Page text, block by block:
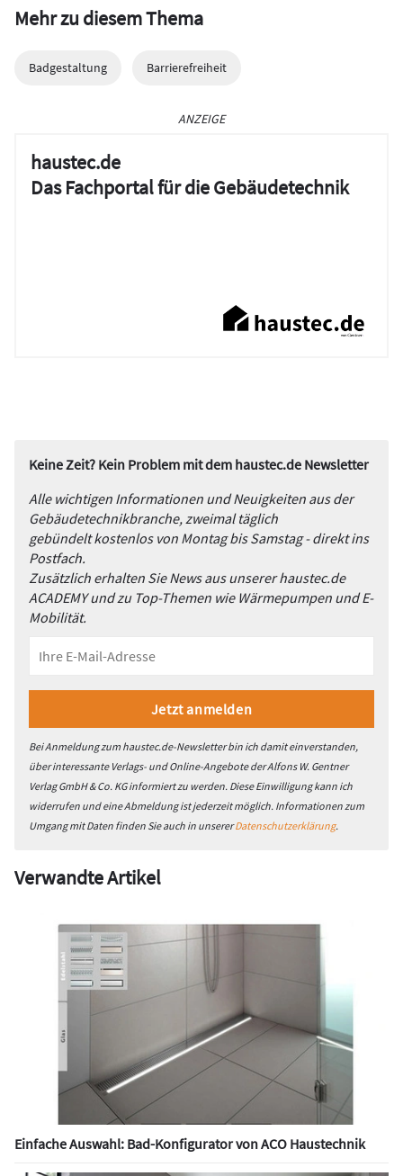
Mehr zu diesem Thema
Badgestaltung Barrierefreiheit
ANZEIGE
haustec.de
Das Fachportal für die Gebäudetechnik
Keine Zeit? Kein Problem mit dem haustec.de Newsletter
Alle wichtigen Informationen und Neuigkeiten aus der
Gebäudetechnikbranche, zweimal täglich
gebündelt kostenlos von Montag bis Samstag - direkt ins
Postfach.
Zusätzlich erhalten Sie News aus unserer haustec.de
ACADEMY und zu Top-Themen wie Wärmepumpen und E-
Mobilität.
Bei Anmeldung zum haustec.de-Newsletter bin ich damit einverstanden,
über interessante Verlags- und Online-Angebote der Alfons W. Gentner
Verlag GmbH & Co. KG informiert zu werden. Diese Einwilligung kann ich
widerrufen und eine Abmeldung ist jederzeit möglich. Informationen zum
Umgang mit Daten finden Sie auch in unsererDatenschutzerklärung.
Verwandte Artikel
Einfache Auswahl: Bad-Konfigurator von ACO Haustechnik